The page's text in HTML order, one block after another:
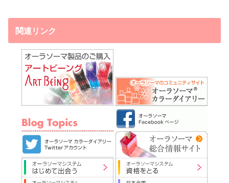
関連リンク